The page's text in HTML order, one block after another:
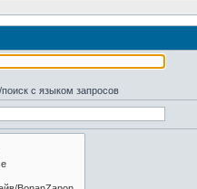
с языком запросов